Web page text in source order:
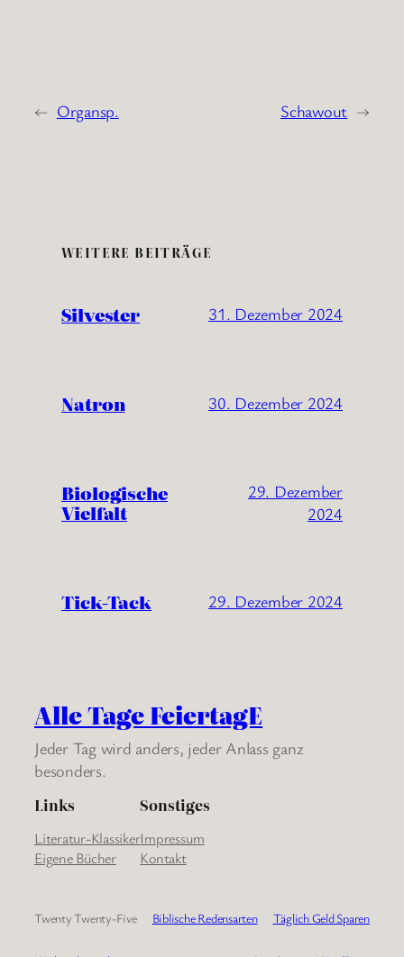
← Organsp. Schawout →
WEITERE BEITRÄGE
Silvester 31. Dezember 2024
Natron 30. Dezember 2024
Biologische
Vielfalt
29. Dezember
2024
Tick-Tack 29. Dezember 2024
Alle Tage FeiertagE
Jeder Tag wird anders, jeder Anlass ganz
besonders.
Links
Literatur-Klassiker
Eigene Bücher
Sonstiges
Impressum
Kontakt
Twenty Twenty-Five Biblische Redensarten Täglich Geld Sparen